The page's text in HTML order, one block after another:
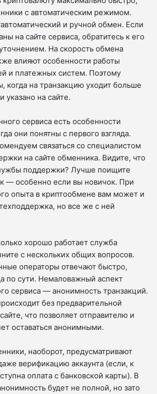
с автоматическим режимом.
и ручной обмен. Если
на сайте сервиса, обратитесь к его
На скорость обмена
влияют особенности работы
и платежных систем. Поэтому
когда на транзакцию уходит больше
на сайте.
сервиса есть особенности
они понятны с первого взгляда.
связаться со специалистом
на сайте обменника. Видите, что
поддержки? Лучше поищите
— особенно если вы новичок. При
опыта в криптообмене вам может и
но все же с ней
хорошо работает служба
с нескольких общих вопросов.
операторы отвечают быстро,
по сути. Немаловажный аспект
сервиса — анонимность транзакций.
без предварительной
что позволяет отправителю и
оставаться анонимными.
наоборот, предусматривают
верификацию аккаунта (если, к
оплата с банковской карты). В
будет не полной, но зато